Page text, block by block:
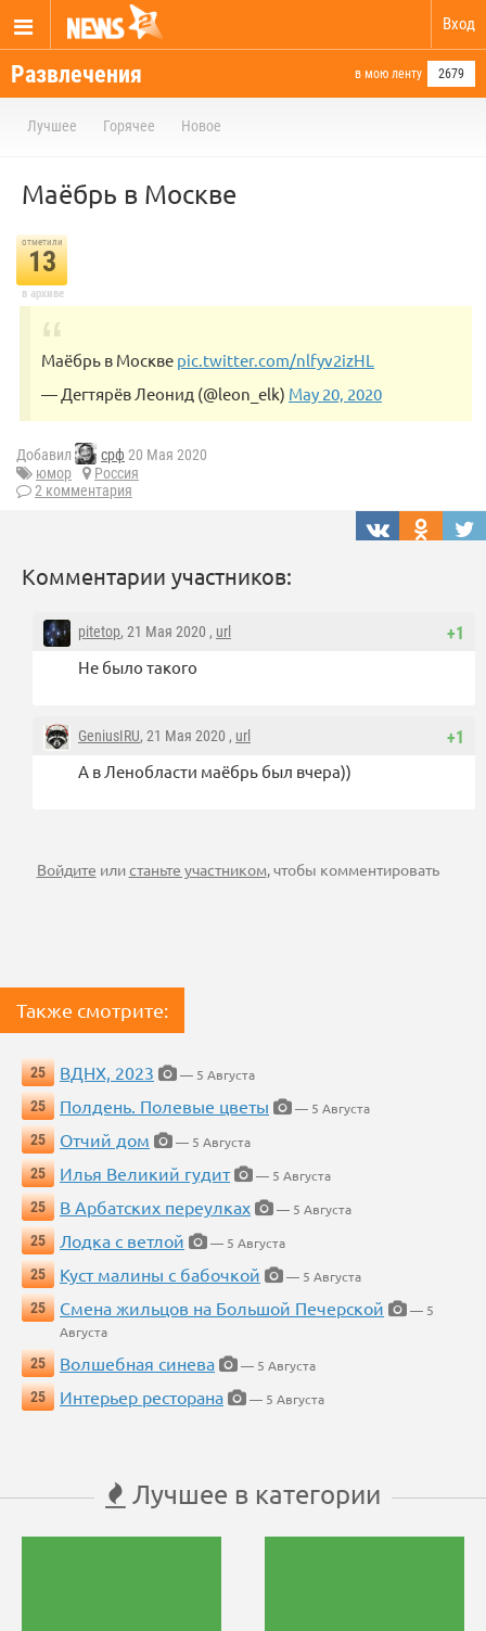
Вход
Развлечения в мою ленту 2679
Лучшее Горячее Новое
Маёбрь в Москве
отметили
13
в архиве
Маёбрь в Москве pic.twitter.com/nlfyv2izHL
— Дегтярёв Леонид (@leon_elk) May 20, 2020
Добавил срф 20 Мая 2020
юмор
Россия
2 комментария
Комментарии участников:
+1
pitetop, 21 Мая 2020 , url
Не было такого
+1
GeniusIRU, 21 Мая 2020 , url
А в Ленобласти маёбрь был вчера))
Войдите илистаньте участником, чтобы комментировать
Также смотрите:
25 ВДНХ, 2023
— 5 Августа
25
Полдень. Полевые цветы
— 5 Августа
25
Отчий дом
— 5 Августа
25
Илья Великий гудит
— 5 Августа
25
В Арбатских переулках
— 5 Августа
25
Лодка с ветлой
— 5 Августа
25
Куст малины с бабочкой
— 5 Августа
25
Смена жильцов на Большой Печерской
— 5
Августа
25
Волшебная синева
— 5 Августа
25
Интерьер ресторана — 5 Августа
Лучшее в категории